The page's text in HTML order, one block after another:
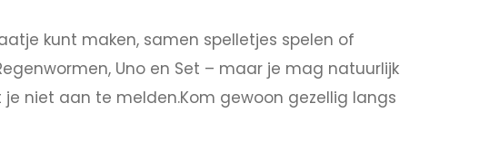
kunt maken, samen spelletjes spelen of
Uno en Set – maar je mag natuurlijk
niet aan te melden.Kom gewoon gezellig langs